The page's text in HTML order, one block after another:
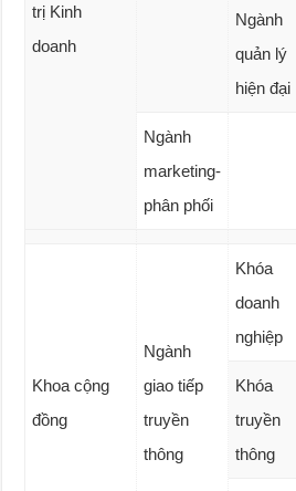
trị Kinh
doanh
Ngành
quản lý
hiện đại
Ngành
marketing-
phân phối
Khoa cộng
đồng
Ngành
giao tiếp
truyền
thông
Khóa
doanh
nghiệp
Khóa
truyền
thông